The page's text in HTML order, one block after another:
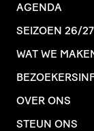
AGENDA
SEIZOEN 26/27
WAT WE
OVER ONS
STEUN ONS